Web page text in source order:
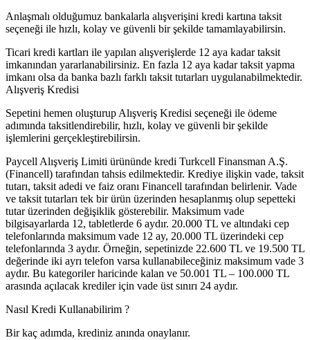
Anlaşmalı olduğumuz bankalarla alışverişini kredi kartına taksit
seçeneği ile hızlı, kolay ve güvenli bir şekilde tamamlayabilirsin.
Ticari kredi kartları ile yapılan alışverişlerde 12 aya kadar taksit
imkanından yararlanabilirsiniz. En fazla 12 aya kadar taksit yapma
imkanı olsa da banka bazlı farklı taksit tutarları uygulanabilmektedir.
Alışveriş Kredisi
Sepetini hemen oluşturup Alışveriş Kredisi seçeneği ile ödeme
adımında taksitlendirebilir, hızlı, kolay ve güvenli bir şekilde
işlemlerini gerçekleştirebilirsin.
Paycell Alışveriş Limiti ürününde kredi Turkcell Finansman A.Ş.
(Financell) tarafından tahsis edilmektedir. Krediye ilişkin vade, taksit
tutarı, taksit adedi ve faiz oranı Financell tarafından belirlenir. Vade
ve taksit tutarları tek bir ürün üzerinden hesaplanmış olup sepetteki
tutar üzerinden değişiklik gösterebilir. Maksimum vade
bilgisayarlarda 12, tabletlerde 6 aydır. 20.000 TL ve altındaki cep
telefonlarında maksimum vade 12 ay, 20.000 TL üzerindeki cep
telefonlarında 3 aydır. Örneğin, sepetinizde 22.600 TL ve 19.500 TL
değerinde iki ayrı telefon varsa kullanabileceğiniz maksimum vade 3
aydır. Bu kategoriler haricinde kalan ve 50.001 TL – 100.000 TL
arasında açılacak krediler için vade üst sınırı 24 aydır.
Nasıl Kredi Kullanabilirim ?
Bir kaç adımda, krediniz anında onaylanır.